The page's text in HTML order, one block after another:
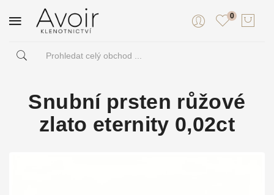
0
Snubní prsten růžové
zlato eternity 0,02ct